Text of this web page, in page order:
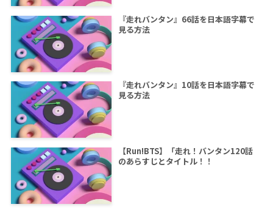
『走れバンタン』66話を日本語字幕で
見る方法
『走れバンタン』10話を日本語字幕で
見る方法
【Run!BTS】「走れ！バンタン120話
のあらすじとタイトル！！